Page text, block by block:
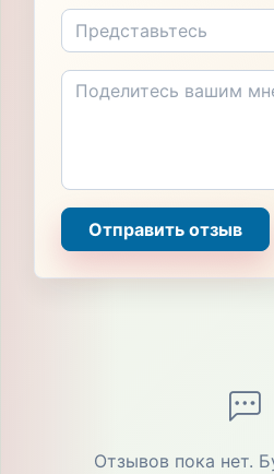
Отправить отзыв
Отзывов пока нет.